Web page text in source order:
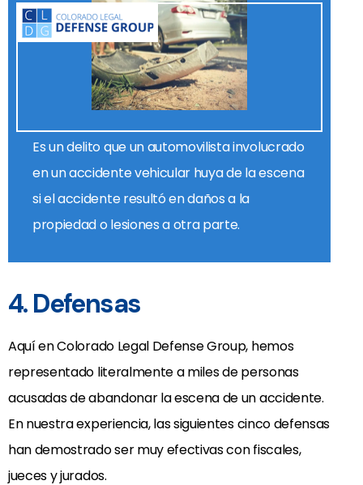
Es un delito que un automovilista involucrado
en un accidente vehicular huya de la escena
si el accidente resultó en daños a la
propiedad o lesiones a otra parte.
4. Defensas
Aquí en Colorado Legal Defense Group, hemos
representado literalmente a miles de personas
acusadas de abandonar la escena de un accidente.
En nuestra experiencia, las siguientes cinco defensas
han demostrado ser muy efectivas con fiscales,
jueces y jurados.